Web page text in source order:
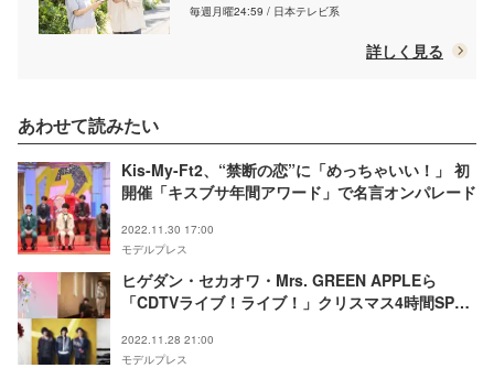
毎週月曜24:59 / 日本テレビ系
詳しく見る
あわせて読みたい
Kis-My-Ft2、“禁断の恋”に「めっちゃいい！」 初
開催「キスブサ年間アワード」で名言オンパレード
2022.11.30 17:00
モデルプレス
ヒゲダン・セカオワ・Mrs. GREEN APPLEら
「CDTVライブ！ライブ！」クリスマス4時間SP第
2022.11.28 21:00
モデルプレス